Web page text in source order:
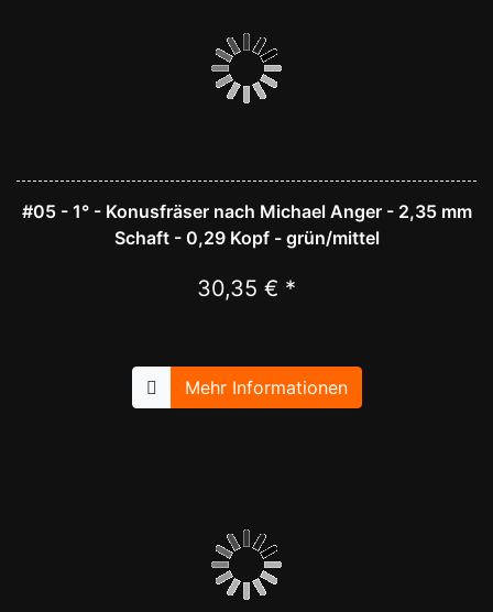
#05 - 1° - Konusfräser nach Michael Anger - 2,35 mm
Schaft - 0,29 Kopf - grün/mittel
30,35 € *
Mehr Informationen